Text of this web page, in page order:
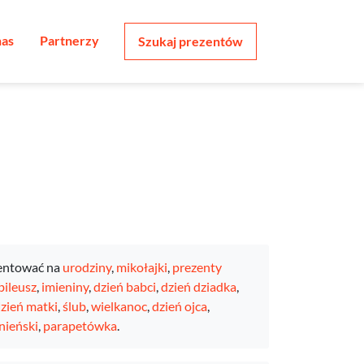
Partnerzy Szukaj prezentów
na urodziny, mikołajki, prezenty
, imieniny,dzień babci,dzień dziadka,
matki,ślub,wielkanoc,dzień ojca,
, parapetówka.